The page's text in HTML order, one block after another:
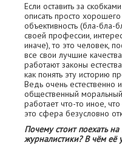
Если оставить за
описать просто
объективность (бла-бла-
своей профессии,
иначе), то это человек,
все свои лучшие
работают законы
как понять эту историю
Ведь очень естественно
общественный
работает что-то иное,
это сфера безусловно
Почему стоит поехать
журналистики? В чём её